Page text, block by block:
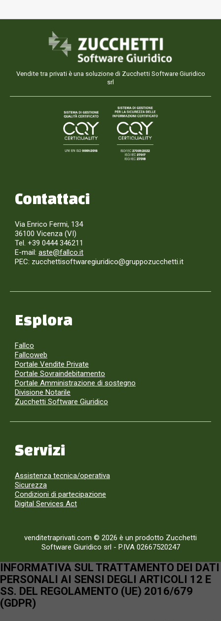
Vendite tra privati è una soluzione di Zucchetti Software Giuridico
srl
Contattaci
Via Enrico Fermi, 134
36100 Vicenza (VI)
Tel. +39 0444 346211
E-mail: aste@fallco.it
PEC: zucchettisoftwaregiuridico@gruppozucchetti.it
Esplora
Fallco
Fallcoweb
Portale Vendite Private
Portale Sovraindebitamento
Portale Amministrazione di sostegno
Divisione Notarile
Zucchetti Software Giuridico
Servizi
Assistenza tecnica/operativa
Sicurezza
Condizioni di partecipazione
Digital Services Act
venditetraprivati.com © 2026 è un prodotto Zucchetti
Software Giuridico srl - P.IVA 02667520247
INFORMATIVA SUL TRATTAMENTO DEI DATI
PERSONALI AI SENSI DEGLI ARTICOLI 12 E
SS. DEL REGOLAMENTO (UE) 2016/679
(GDPR)